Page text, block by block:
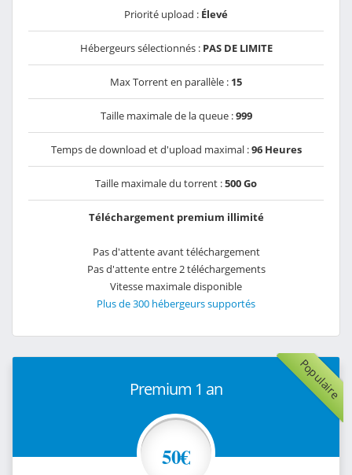
Priorité upload : Élevé
Hébergeurs sélectionnés : PAS DE LIMITE
Max Torrent en parallèle : 15
Taille maximale de la queue :999
Temps de download et d'upload maximal :96 Heures
Taille maximale du torrent :500 Go
Téléchargement premium illimité
Pas d'attente avant téléchargement
Pas d'attente entre 2 téléchargements
Vitesse maximale disponible
Plus de 300 hébergeurs supportés
Populaire
Premium 1 an
50€